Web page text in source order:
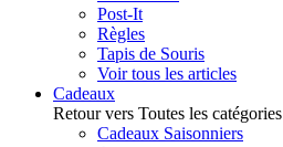
Post-It
Règles
Tapis de Souris
Voir tous les articles
Cadeaux
Retour vers Toutes les catégories
Cadeaux Saisonniers